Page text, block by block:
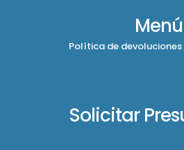
Menú
Política de
Solicitar